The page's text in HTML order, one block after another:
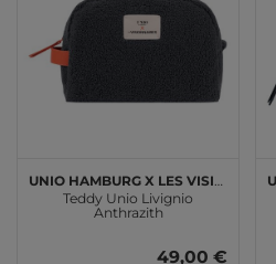
Teddy Unio Livignio
Anthrazith
49,00 €